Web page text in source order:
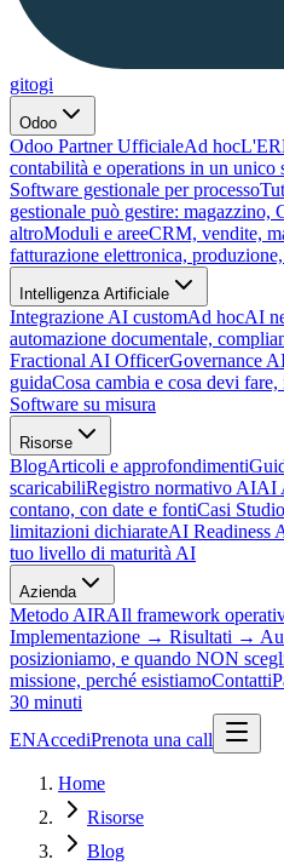
gitogi
Odoo
Odoo Partner UfficialeAd hoc
contabilità e operations in un unico
Software gestionale per processo
gestionale può gestire:
altroModuli e areeCRM, vendite,
fatturazione elettronica,
Intelligenza Artificiale
Integrazione AI customAd hocAI
automazione documentale,
Fractional AI OfficerGovernance
guidaCosa cambia e cosa devi fare,
Software su misura
Risorse
BlogArticoli e approfondimenti
scaricabiliRegistro normativo AIAI
contano, con date e fontiCasi Studio
limitazioni dichiarateAI Readiness
tuo livello di maturità AI
Azienda
Metodo AIRAIl framework
Implementazione → Risultati →
posizioniamo, e quando NON
missione, perché esistiamoContatti
30 minuti
ENAccediPrenota una call
Home
Risorse
Blog